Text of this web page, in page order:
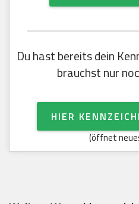
Du hast bereits dein
brauchst nur
HIER
(öffnet